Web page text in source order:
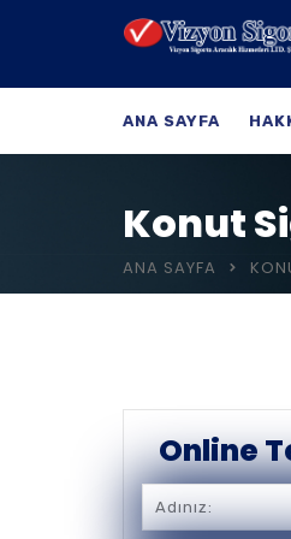
ANA SAYFA
Konut
ANA SAYFA
Online